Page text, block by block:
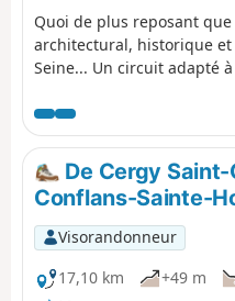
Quoi de plus reposant
architectural, historique
Seine... Un circuit adapté
de la batellerie jusqu'au
passant par les
De Cergy
Conflans-Sainte-
Visorandonneur
17,10 km
+49 m